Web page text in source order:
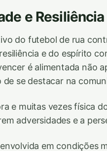
e Resiliência
do futebol de rua
e do espírito
é alimentada não
de se destacar na
e muitas vezes física
adversidades e a
em condições